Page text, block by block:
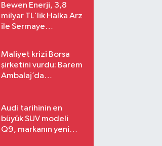
Bewen Enerji, 3,8
milyar TL'lik Halka Arz
ile Sermaye
Maliyet krizi Borsa
şirketini vurdu: Barem
Ambalaj’da
Audi tarihinin en
büyük SUV modeli
Q9, markanın yeni